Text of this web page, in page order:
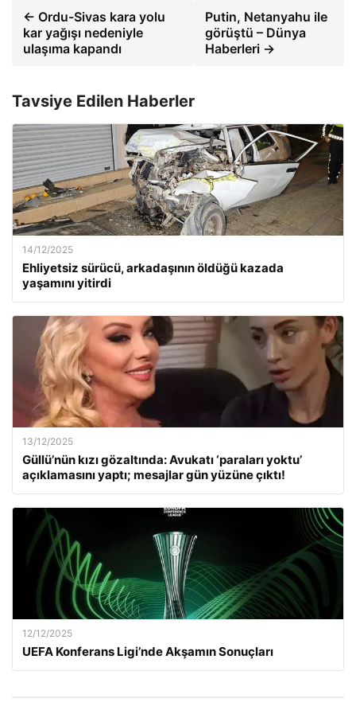
← Ordu-Sivas kara yolu
kar yağışı nedeniyle
ulaşıma kapandı
Putin, Netanyahu ile
görüştü – Dünya
Haberleri →
Tavsiye Edilen Haberler
14/12/2025
Ehliyetsiz sürücü, arkadaşının öldüğü kazada
yaşamını yitirdi
13/12/2025
Güllü’nün kızı gözaltında: Avukatı ‘paraları yoktu’
açıklamasını yaptı; mesajlar gün yüzüne çıktı!
12/12/2025
UEFA Konferans Ligi’nde Akşamın Sonuçları